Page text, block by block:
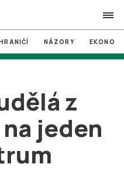
search
NÁZORY
z
jeden